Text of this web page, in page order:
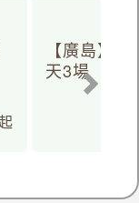
【廣島】
天3場